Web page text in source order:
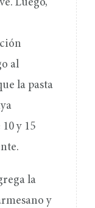
Luego,
al
la pasta
y 15
la
y